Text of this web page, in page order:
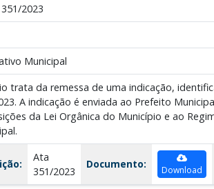
2023
Municipal
trata da remessa de uma indicação,
A indicação é enviada ao Prefeito
da Lei Orgânica do Município e ao
Ata
351/2023
Documento: Download